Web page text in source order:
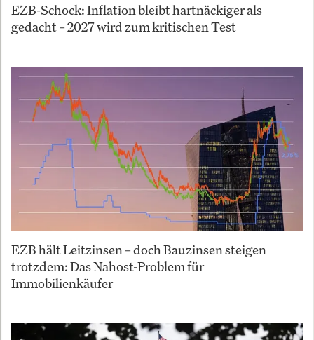
EZB-Schock: Inflation bleibt hartnäckiger als
gedacht – 2027 wird zum kritischen Test
EZB hält Leitzinsen – doch Bauzinsen steigen
trotzdem: Das Nahost-Problem für
Immobilienkäufer